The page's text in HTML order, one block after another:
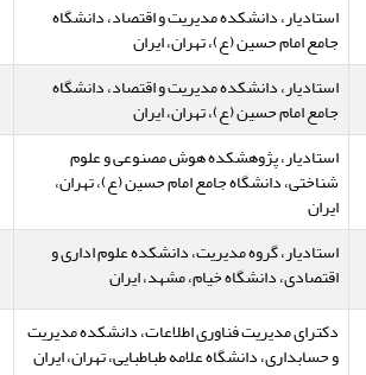
استادیار، دانشکده مدیریت و اقتصاد، دانشگاه
جامع امام حسین (ع)، تهران، ایران
استادیار، دانشکده مدیریت و اقتصاد، دانشگاه
جامع امام حسین (ع)، تهران، ایران
استادیار، پژوهشکده هوش مصنوعی و علوم
شناختی، دانشگاه جامع امام حسین (ع)، تهران،
ایران
استادیار، گروه مدیریت، دانشکده علوم اداری و
اقتصادی، دانشگاه خیام، مشهد، ایران
دکترای مدیریت فناوری اطلاعات، دانشکده مدیریت
و حسابداری، دانشگاه علامه طباطبایی، تهران، ایران